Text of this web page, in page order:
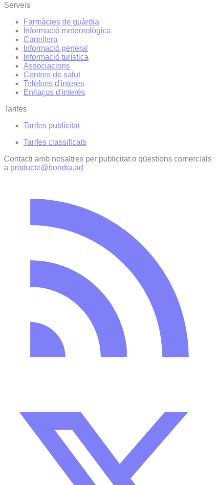
Serveis
Farmàcies de guàrdia
Informació meteorològica
Cartellera
Informació general
Informació turística
Associacions
Centres de salut
Telèfons d'interès
Enllaços d'interés
Tarifes
Tarifes publicitat
Tarifes classificats
Contacti amb nosaltres per publicitat o qüestions comercials
a producte@bondia.ad